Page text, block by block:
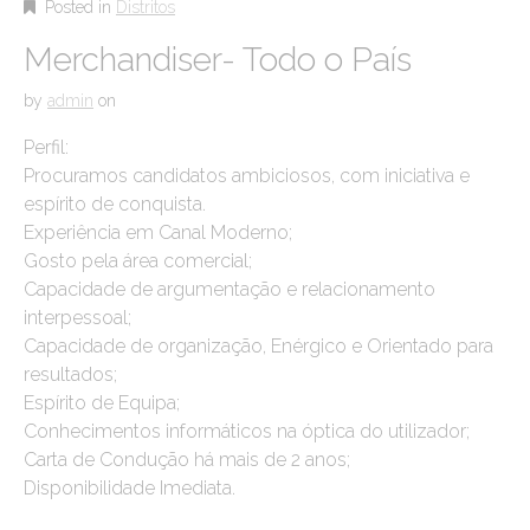
Posted in Distritos
Merchandiser- Todo o País
by admin on
Perfil:
Procuramos candidatos ambiciosos, com iniciativa e
espírito de conquista.
Experiência em Canal Moderno;
Gosto pela área comercial;
Capacidade de argumentação e relacionamento
interpessoal;
Capacidade de organização, Enérgico e Orientado para
resultados;
Espírito de Equipa;
Conhecimentos informáticos na óptica do utilizador;
Carta de Condução há mais de 2 anos;
Disponibilidade Imediata.